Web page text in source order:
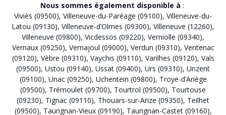
Nous sommes également disponible à :
Viviès (09500), Villeneuve-du-Paréage (09100), Villeneuve-du-
Latou (09130), Villeneuve-d’Olmes (09300), Villeneuve (12260),
Villeneuve (09800), Vicdessos (09220), Verniolle (09340),
Vernaux (09250), Vernajoul (09000), Verdun (09310), Ventenac
(09120), Vèbre (09310), Vaychis (09110), Varilhes (09120), Vals
(09500), Ustou (09140), Ussat (09400), Urs (09310), Unzent
(09100), Unac (09250), Uchentein (09800), Troye-d’Ariège
(09500), Trémoulet (09700), Tourtrol (09500), Tourtouse
(09230), Tignac (09110), Thouars-sur-Arize (09350), Teilhet
(09500), Taurignan-Vieux (09190), Taurignan-Castet (09160),